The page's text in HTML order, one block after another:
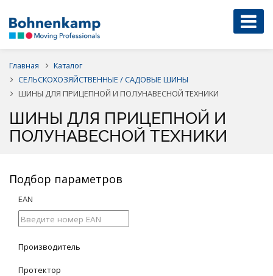
Главная
Каталог
СЕЛЬСКОХОЗЯЙСТВЕННЫЕ / САДОВЫЕ ШИНЫ
ШИНЫ ДЛЯ ПРИЦЕПНОЙ И ПОЛУНАВЕСНОЙ ТЕХНИКИ
ШИНЫ ДЛЯ ПРИЦЕПНОЙ И
ПОЛУНАВЕСНОЙ ТЕХНИКИ
Подбор параметров
EAN
Производитель
Протектор